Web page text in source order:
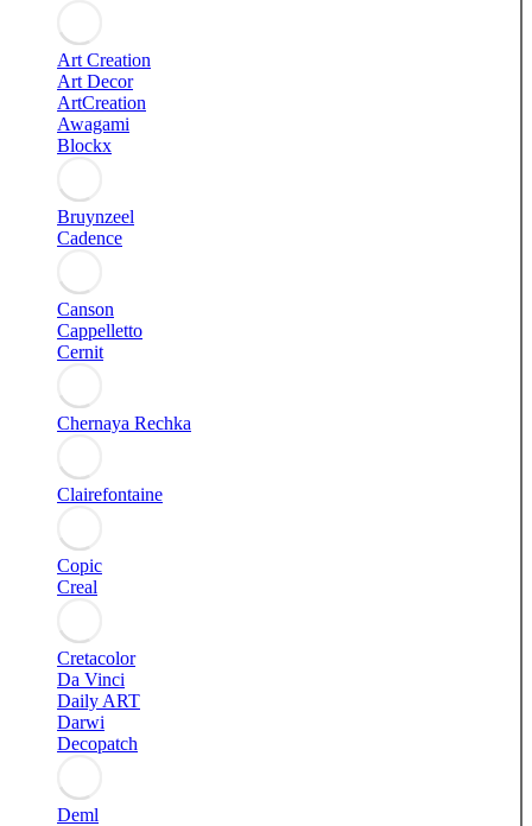
Art Creation
Art Decor
ArtCreation
Awagami
Blockx
Bruynzeel
Cadence
Canson
Cappelletto
Cernit
Chernaya Rechka
Clairefontaine
Copic
Creal
Cretacolor
Da Vinci
Daily ART
Darwi
Decopatch
Deml